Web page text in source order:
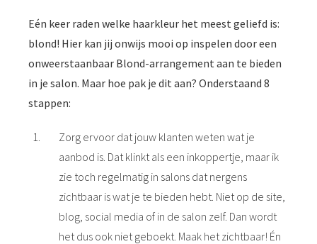
Eén keer raden welke haarkleur het meest geliefd is:
blond! Hier kan jij onwijs mooi op inspelen door een
onweerstaanbaar Blond-arrangement aan te bieden
in je salon. Maar hoe pak je dit aan? Onderstaand 8
stappen:
Zorg ervoor dat jouw klanten weten wat je
aanbod is. Dat klinkt als een inkoppertje, maar ik
zie toch regelmatig in salons dat nergens
zichtbaar is wat je te bieden hebt. Niet op de site,
blog, social media of in de salon zelf. Dan wordt
het dus ook niet geboekt. Maak het zichtbaar! Én